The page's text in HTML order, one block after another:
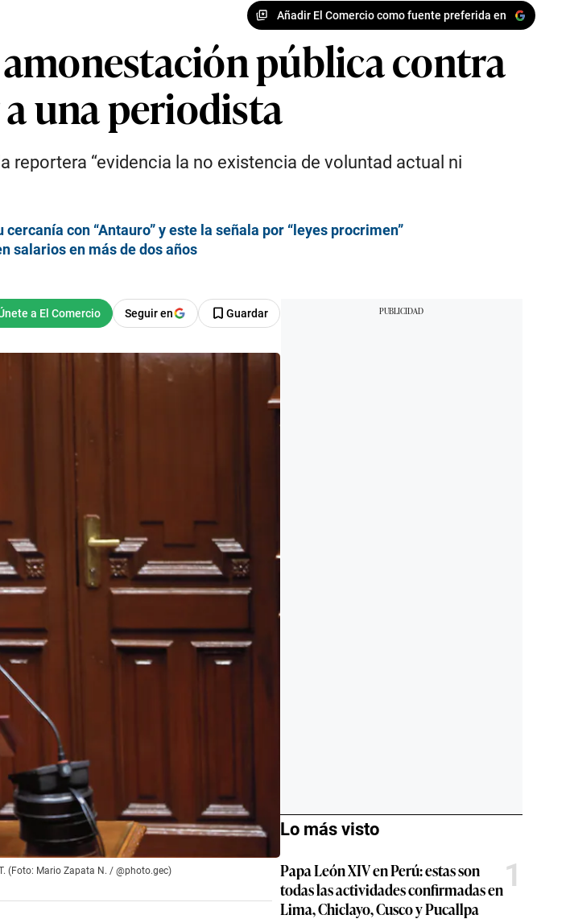
Añadir El Comercio como fuente preferida en
pública contra
una periodista
“evidencia la no existencia de voluntad actual ni
con “Antauro” y este la señala por “leyes procrimen”
salarios en más de dos años
Seguir en Guardar
(Foto: Mario Zapata N. / @photo.gec)
Lo más visto
Papa León XIV en Perú: estas son
todas las actividades confirmadas en
Lima, Chiclayo, Cusco y Pucallpa
1